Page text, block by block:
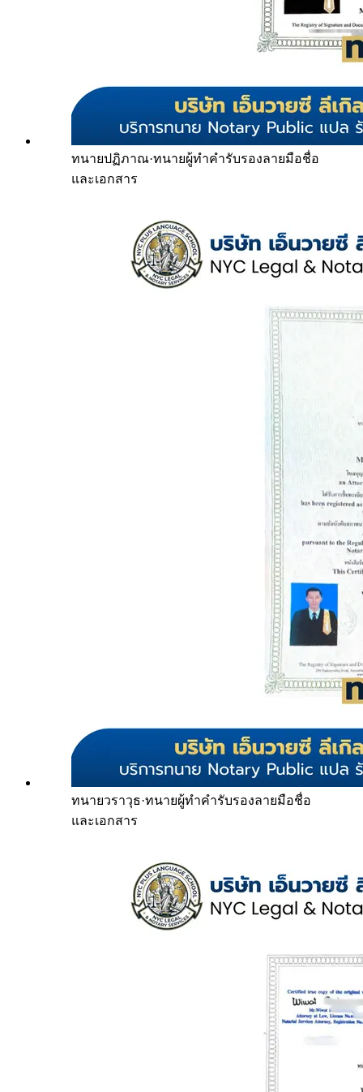
ทนายปฏิภาณ·ทนายผู้ทำคำรับรองลายมือชื่อ
และเอกสาร
ทนายวราวุธ·ทนายผู้ทำคำรับรองลายมือชื่อ
และเอกสาร